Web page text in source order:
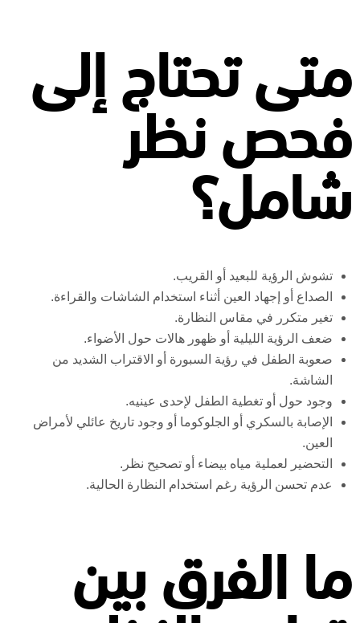
متى تحتاج إلى
فحص نظر
شامل؟
تشوش الرؤية للبعيد أو القريب.
الصداع أو إجهاد العين أثناء استخدام الشاشات والقراءة.
تغير متكرر في مقاس النظارة.
ضعف الرؤية الليلية أو ظهور هالات حول الأضواء.
صعوبة الطفل في رؤية السبورة أو الاقتراب الشديد من
الشاشة.
وجود حول أو تغطية الطفل لإحدى عينيه.
الإصابة بالسكري أو الجلوكوما أو وجود تاريخ عائلي لأمراض
العين.
التحضير لعملية مياه بيضاء أو تصحيح نظر.
عدم تحسن الرؤية رغم استخدام النظارة الحالية.
ما الفرق بين